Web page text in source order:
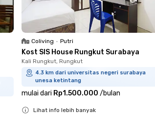
Coliving • Putri
Kost SIS House Rungkut Surabaya
Kali Rungkut, Rungkut
4.3 km dari universitas negeri surabaya
unesa ketintang
mulai dari Rp1.500.000 /bulan
Lihat info lebih banyak